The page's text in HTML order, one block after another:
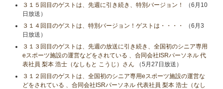
３１５回目のゲストは、先週に引き続き、特別バージョン！
（6月10
日放送）
３１４回目のゲストは、特別バージョン！ゲストは・・・・
（6月3
日放送）
３１３回目のゲストは、先週の放送に引き続き、全国初のシニア専用
eスポーツ施設の運営などをされている 、合同会社ISRパーソネル 代
表社員 梨本 浩士（なしもと こうじ）さん （5月27日放送）
３１２回目のゲストは、全国初のシニア専用eスポーツ施設の運営な
どをされている 、合同会社ISRパーソネル 代表社員 梨本 浩士（なし